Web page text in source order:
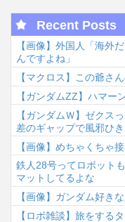
Recent Posts
【画像】外国人「海外
んですよね」
【マクロス】この爺さ
【ガンダムΖΖ】ハマー
【ガンダムＷ】ゼクス
差のギャップで風邪ひき
【画像】めちゃくちゃ
鉄人28号ってロボット
マットしてるよな
【画像】ガンダム好き
【ロボ雑談】旅をする